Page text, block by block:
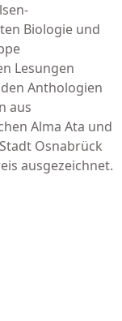
Biologie und
Lesungen
Anthologien
aus
Alma Ata und
Osnabrück
ausgezeichnet.